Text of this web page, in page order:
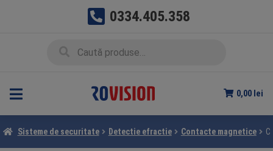
0334.405.358
0,00 lei
Sisteme de securitate Detectie efractie Contacte magnetice